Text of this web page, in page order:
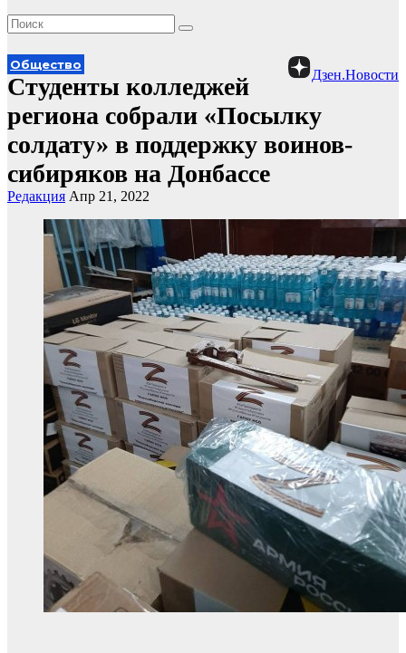
Дзен.Новости
Общество
Студенты колледжей
региона собрали «Посылку
солдату» в поддержку воинов-
сибиряков на Донбассе
Редакция Апр 21, 2022